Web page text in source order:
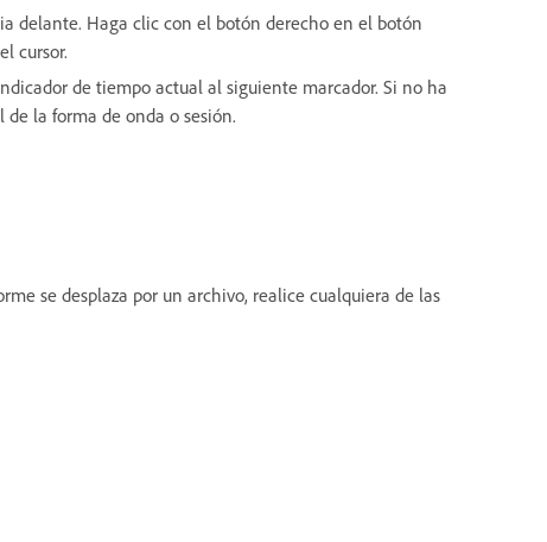
delante. Haga clic con el botón derecho en el botón
cursor.
de tiempo actual al siguiente marcador. Si no ha
la forma de onda o sesión.
se desplaza por un archivo, realice cualquiera de las